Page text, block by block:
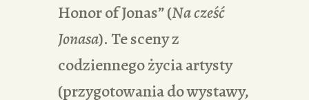
Honor of Jonas” (Na cześć
Jonasa). Te sceny z
codziennego życia artysty
(przygotowania do wystawy,